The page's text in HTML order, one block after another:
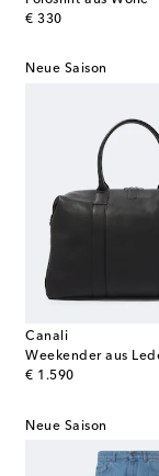
€ 330
original price
Neue Saison
Canali
Weekender aus
€ 1.590
original price
Neue Saison